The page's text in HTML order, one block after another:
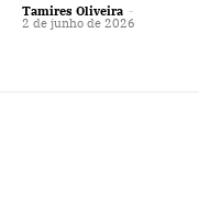
Tamires Oliveira -
2 de junho de 2026